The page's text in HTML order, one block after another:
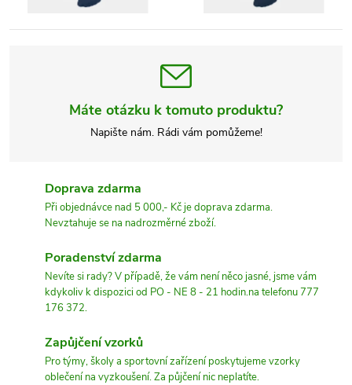
Máte otázku k tomuto produktu?
Napište nám. Rádi vám pomůžeme!
Doprava zdarma
Při objednávce nad 5 000,- Kč je doprava zdarma.
Nevztahuje se na nadrozměrné zboží.
Poradenství zdarma
Nevíte si rady? V případě, že vám není něco jasné, jsme vám
kdykoliv k dispozici od PO - NE 8 - 21 hodin.na telefonu 777
176 372.
Zapůjčení vzorků
Pro týmy, školy a sportovní zařízení poskytujeme vzorky
oblečení na vyzkoušení. Za půjčení nic neplatíte.